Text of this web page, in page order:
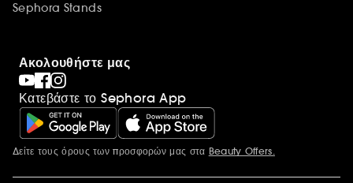
Sephora Stands
Ακολουθήστε μας
Κατεβάστε το Sephora App
Περισσότερες πληροφορίες
Δείτε τους όρους των προσφορών μας στα Beauty Offers.